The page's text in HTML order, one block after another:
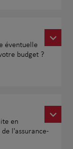
éventuelle
budget ?
en
l'assurance-